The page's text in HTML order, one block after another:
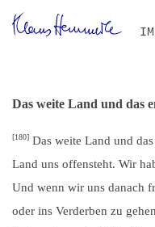
Das weite Land und das
[180] Das weite Land und
Land uns offensteht. Wir
Und wenn wir uns danach
oder ins Verderben zu